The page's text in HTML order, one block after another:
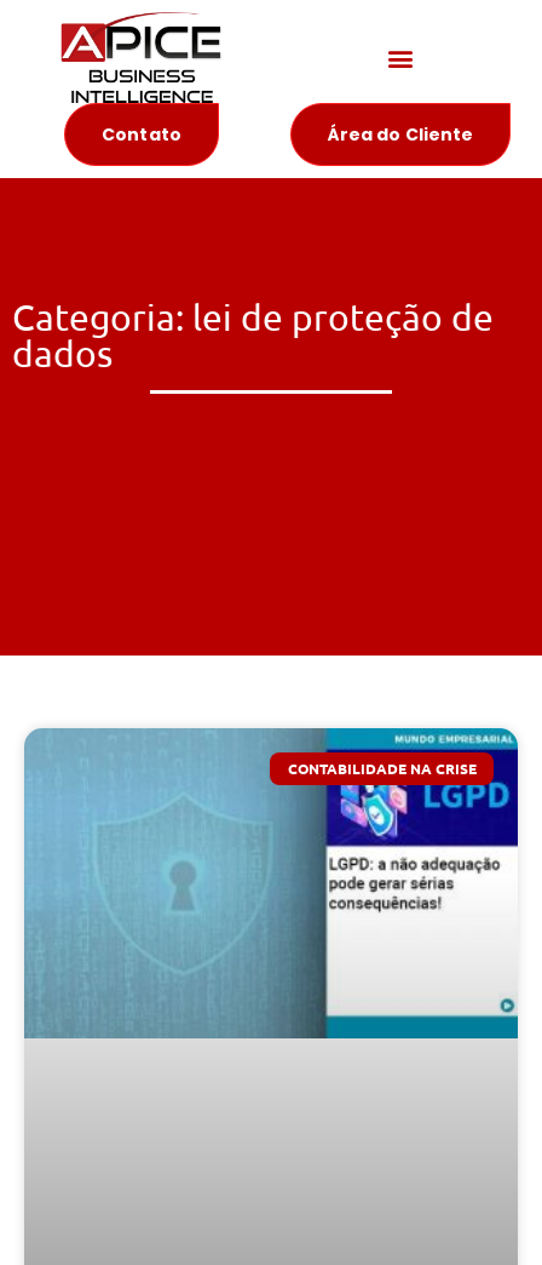
Contato Área do Cliente
Categoria: lei de proteção de
dados
CONTABILIDADE NA CRISE